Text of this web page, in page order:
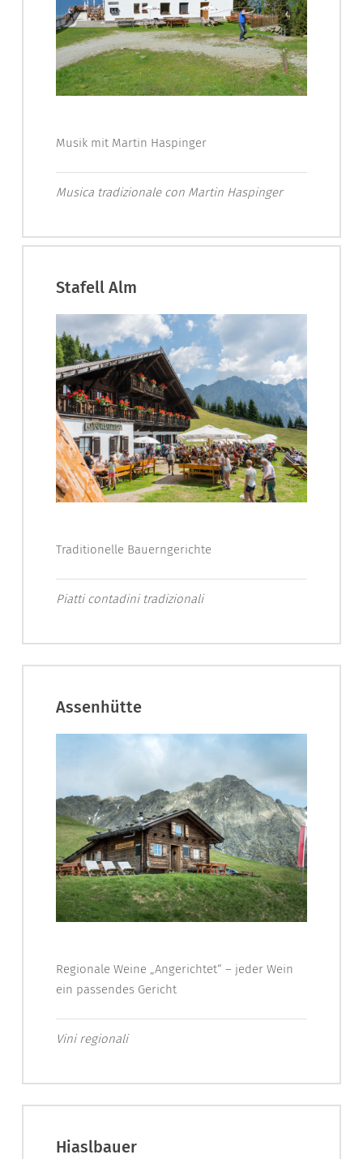
Musik mit Martin Haspinger
Musica tradizionale con Martin Haspinger
Stafell Alm
Traditionelle Bauerngerichte
Piatti contadini tradizionali
Assenhütte
Regionale Weine „Angerichtet“ – jeder Wein
ein passendes Gericht
Vini regionali
Hiaslbauer